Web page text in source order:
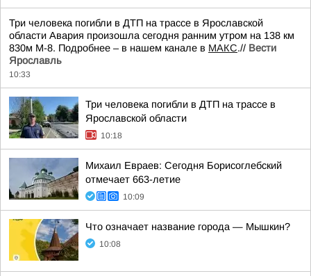
Три человека погибли в ДТП на трассе в Ярославской
области Авария произошла сегодня ранним утром на 138 км
830м М-8. Подробнее – в нашем канале в МАКС.// Вести
Ярославль
10:33
Три человека погибли в ДТП на трассе в
Ярославской области
10:18
Михаил Евраев: Сегодня Борисоглебский
отмечает 663-летие
10:09
Что означает название города — Мышкин?
10:08